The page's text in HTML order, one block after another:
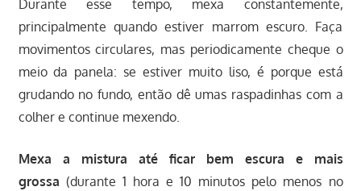
Durante esse tempo, mexa constantemente,
principalmente quando estiver marrom escuro. Faça
movimentos circulares, mas periodicamente cheque o
meio da panela: se estiver muito liso, é porque está
grudando no fundo, então dê umas raspadinhas com a
colher e continue mexendo.
Mexa a mistura até ficar bem escura e mais
grossa (durante 1 hora e 10 minutos pelo menos no